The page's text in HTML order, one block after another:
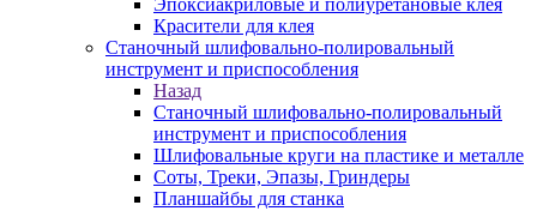
Эпоксиакриловые и полиуретановые клея
Красители для клея
Станочный шлифовально-полировальный
инструмент и приспособления
Назад
Станочный шлифовально-полировальный
инструмент и приспособления
Шлифовальные круги на пластике и металле
Соты, Треки, Эпазы, Гриндеры
Планшайбы для станка